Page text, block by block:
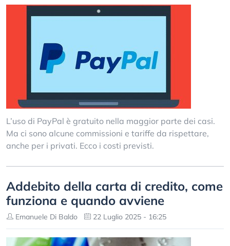
L’uso di PayPal è gratuito nella maggior parte dei casi.
Ma ci sono alcune commissioni e tariffe da rispettare,
anche per i privati. Ecco i costi previsti.
Addebito della carta di credito, come
funziona e quando avviene
Emanuele Di Baldo 22 Luglio 2025 - 16:25